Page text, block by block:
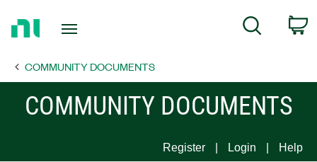
Page
Search
COMMUNITY DOCUMENTS
COMMUNITY DOCUMENTS
Register Login Help